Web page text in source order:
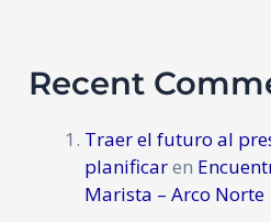
Recent
Traer el futuro al
planificaren
Marista – Arco Norte